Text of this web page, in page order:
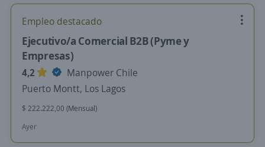
Empleo destacado
Ejecutivo/a Comercial B2B (Pyme y
Empresas)
4,2
Manpower Chile
Puerto Montt, Los Lagos
$ 222.222,00 (Mensual)
Ayer